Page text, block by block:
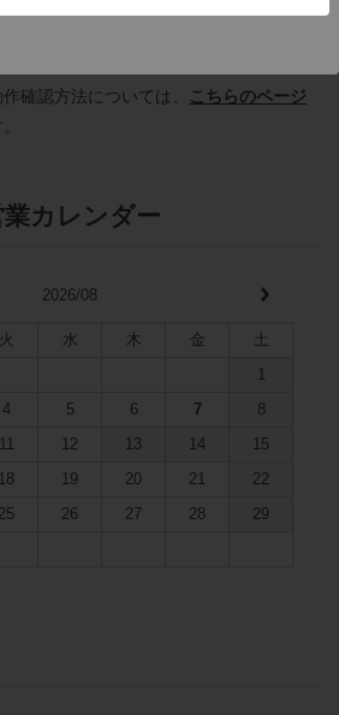
確認方法については、
こちらのページ
業カレンダー
2026/08
火 水 木 金
1
4 5 6 7
8
11 12 13 14
15
18 19 20 21
22
25 26 27 28
29